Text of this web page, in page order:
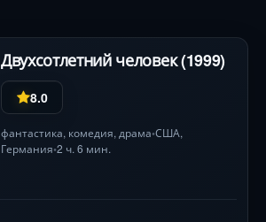
Двухсотлетний человек (1999)
8.0
фантастика, комедия,драма•США,
Германия•2 ч. 6 мин.